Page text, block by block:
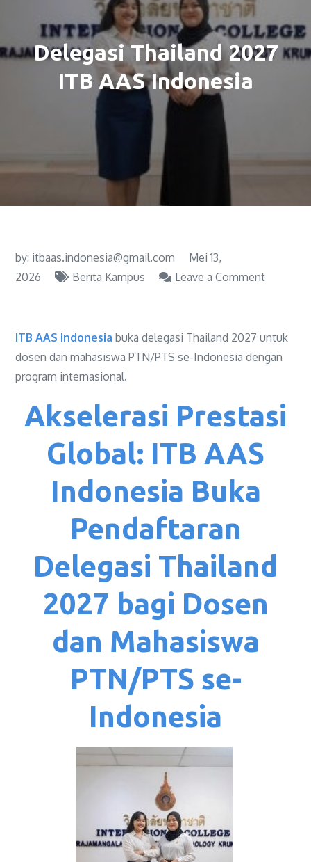
Delegasi Thailand 2027
ITB AAS Indonesia
by: itbaas.indonesia@gmail.com
Mei 13,
2026
Berita Kampus Leave a Comment
ITB AAS Indonesia buka delegasi Thailand 2027 untuk
dosen dan mahasiswa PTN/PTS se-Indonesia dengan
program internasional.
Akselerasi Prestasi
Global: ITB AAS
Indonesia Buka
Pendaftaran
Delegasi Thailand
2027 bagi Dosen
dan Mahasiswa
PTN/PTS se-
Indonesia